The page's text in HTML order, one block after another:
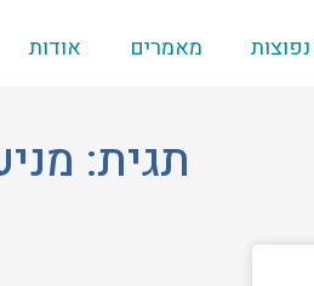
מאמרים אודות
תגית: